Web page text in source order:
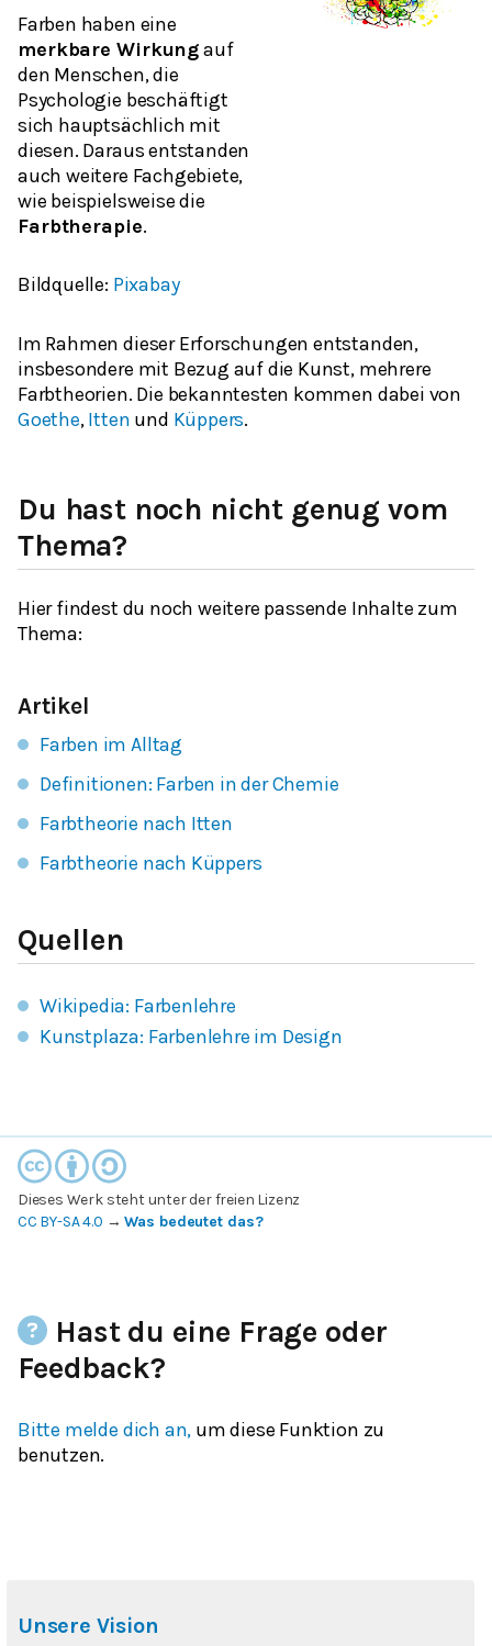
Farben haben eine
merkbare Wirkungauf
den Menschen, die
Psychologie beschäftigt
sich hauptsächlich mit
diesen. Daraus entstanden
auch weitere Fachgebiete,
wie beispielsweise die
Farbtherapie.
Bildquelle: Pixabay
Im Rahmen dieser Erforschungen entstanden,
insbesondere mit Bezug auf die Kunst, mehrere
Farbtheorien. Die bekanntesten kommen dabei von
Goethe,Itten und Küppers.
Du hast noch nicht genug vom
Thema?
Hier findest du noch weitere passende Inhalte zum
Thema:
Artikel
Farben im Alltag
Definitionen: Farben in der Chemie
Farbtheorie nach Itten
Farbtheorie nach Küppers
Quellen
Wikipedia: Farbenlehre
Kunstplaza: Farbenlehre im Design
Dieses Werk steht unter der freien Lizenz
CC BY-SA 4.0 →Was bedeutet das?
Hast du eine Frage oder
Feedback?
Bitte melde dich an, um diese Funktion zu
benutzen.
Unsere Vision